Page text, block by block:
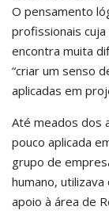
O pensamento
profissionais
encontra muita
“criar um senso
aplicadas em
Até meados dos
pouco aplicada
grupo de
humano,
apoio à área de